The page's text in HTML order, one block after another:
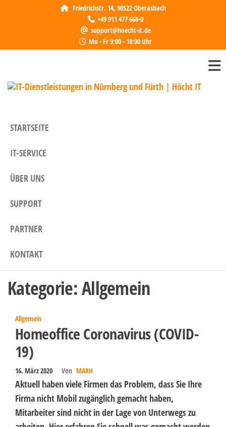
Friedrichstr. 14, 90522 Oberasbach
+49 911 477 668-0
support@hoecht-it.de
Mo - Fr 9:00 - 18:00 Uhr
STARTSEITE
IT-SERVICE
ÜBER UNS
SUPPORT
PARTNER
KONTAKT
Kategorie:Allgemein
Allgemein
Homeoffice Coronavirus (COVID-
19)
16. März 2020 Von MARH
Aktuell haben viele Firmen das Problem, dass Sie Ihre
Firma nicht Mobil zugänglich gemacht haben,
Mitarbeiter sind nicht in der Lage von Unterwegs zu